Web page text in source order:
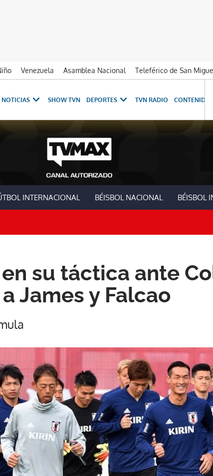
Venezuela Asamblea Nacional Teleférico de San
NOTICIAS SHOW TVN DEPORTES TVN RADIO
INTERNACIONAL BÉISBOL NACIONAL BÉISBOL
su táctica ante
James y Falcao